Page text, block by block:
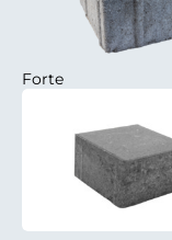
Forte